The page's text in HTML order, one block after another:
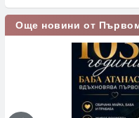
Още новини от